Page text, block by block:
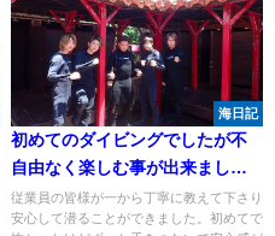
海日記
初めてのダイビングでしたが不
自由なく楽しむ事が出来まし
た。
従業員の皆様が一から丁寧に教えて下さり
安心して潜ることができました。初めてで